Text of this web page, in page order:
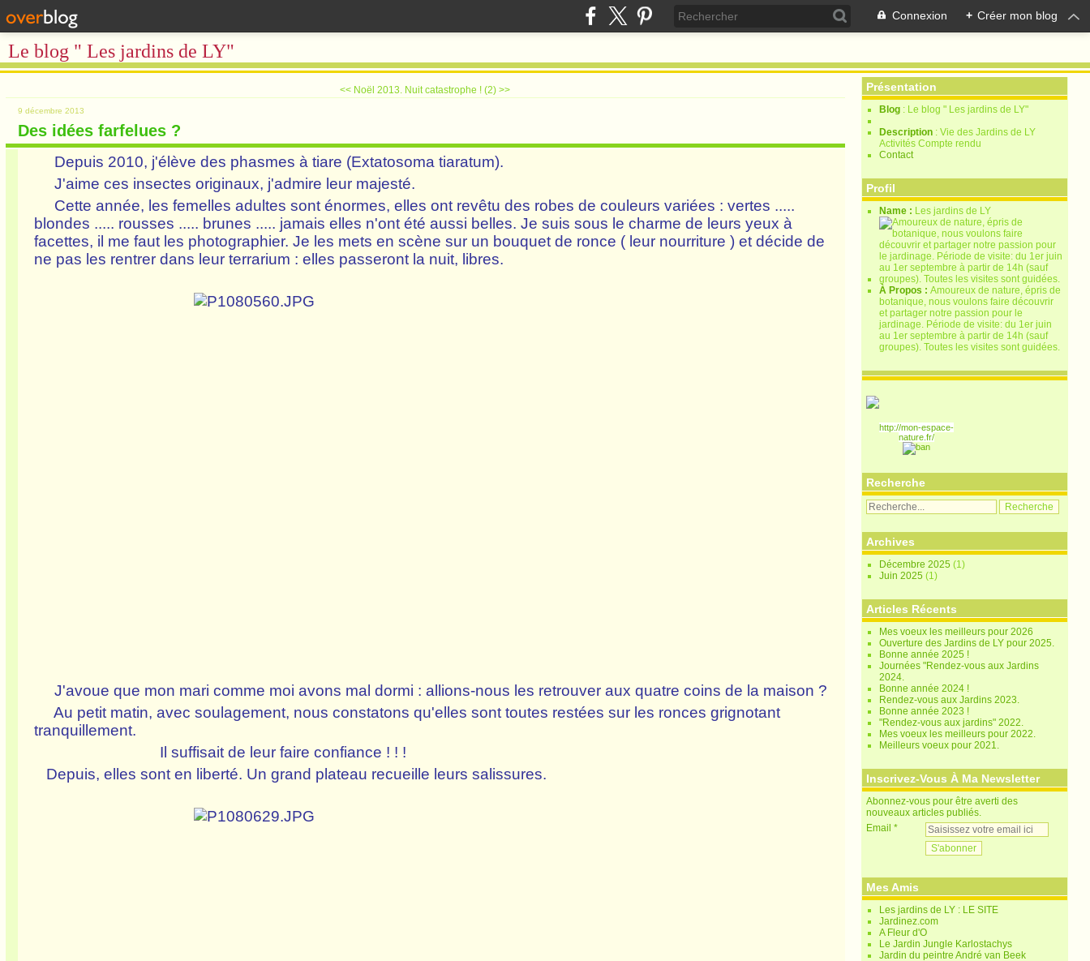
Connexion + Créer mon blog
Le blog " Les jardins de LY"
<< Noël 2013. Nuit catastrophe ! (2) >>
9 décembre 2013
Des idées farfelues ?
Depuis 2010, j'élève des phasmes à tiare (Extatosoma tiaratum).
J'aime ces insectes originaux, j'admire leur majesté.
Cette année, les femelles adultes sont énormes, elles ont revêtu des robes de couleurs variées : vertes .....
blondes ..... rousses ..... brunes ..... jamais elles n'ont été aussi belles. Je suis sous le charme de leurs yeux à
facettes, il me faut les photographier. Je les mets en scène sur un bouquet de ronce ( leur nourriture ) et décide de
ne pas les rentrer dans leur terrarium : elles passeront la nuit, libres.
J'avoue que mon mari comme moi avons mal dormi : allions-nous les retrouver aux quatre coins de la maison ?
Au petit matin, avec soulagement, nous constatons qu'elles sont toutes restées sur les ronces grignotant
tranquillement.
Il suffisait de leur faire confiance ! ! !
Depuis, elles sont en liberté. Un grand plateau recueille leurs salissures.
Présentation
Blog : Le blog " Les jardins de LY"
Description : Vie des Jardins de LY
Activités Compte rendu
Contact
Profil
Name : Les jardins de LY
À Propos :Amoureux de nature, épris de
botanique, nous voulons faire découvrir
et partager notre passion pour le
jardinage. Période de visite: du 1er juin
au 1er septembre à partir de 14h (sauf
groupes). Toutes les visites sont guidées.
http://mon-espace-
nature.fr/
Recherche
Archives
Décembre 2025(1)
Juin 2025(1)
Articles Récents
Mes voeux les meilleurs pour 2026
Ouverture des Jardins de LY pour 2025.
Bonne année 2025 !
Journées "Rendez-vous aux Jardins
2024.
Bonne année 2024 !
Rendez-vous aux Jardins 2023.
Bonne année 2023 !
"Rendez-vous aux jardins" 2022.
Mes voeux les meilleurs pour 2022.
Meilleurs voeux pour 2021.
Inscrivez-Vous À Ma Newsletter
Abonnez-vous pour être averti des
nouveaux articles publiés.
Email
Mes Amis
Les jardins de LY : LE SITE
Jardinez.com
A Fleur d'O
Le Jardin Jungle Karlostachys
Jardin du peintre André van Beek